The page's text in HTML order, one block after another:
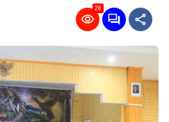
28